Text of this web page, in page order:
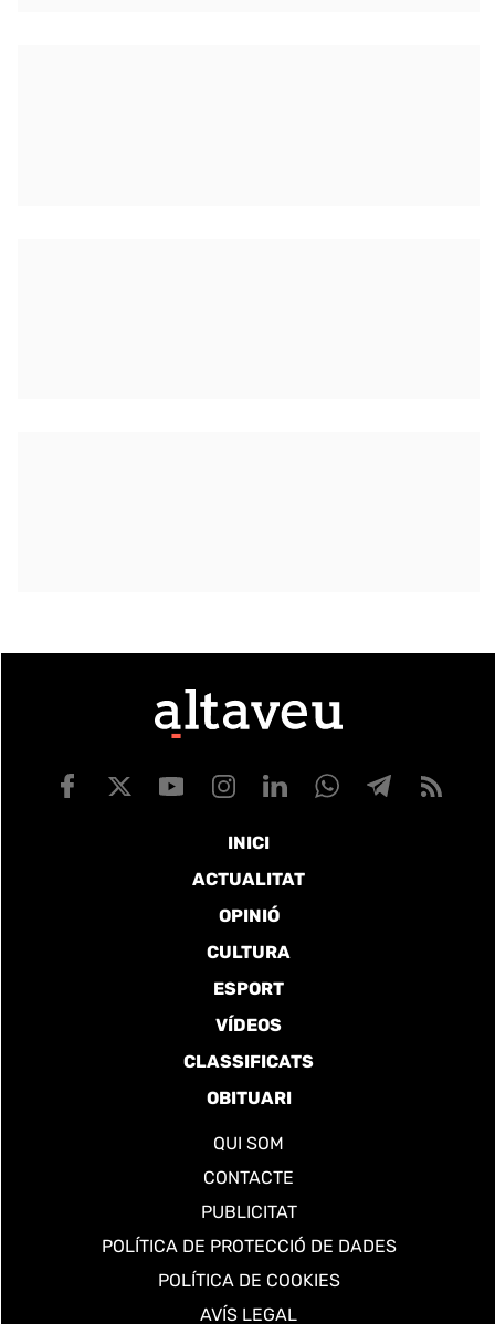
INICI
ACTUALITAT
OPINIÓ
CULTURA
ESPORT
VÍDEOS
CLASSIFICATS
OBITUARI
QUI SOM
CONTACTE
PUBLICITAT
POLÍTICA DE PROTECCIÓ DE DADES
POLÍTICA DE COOKIES
AVÍS LEGAL